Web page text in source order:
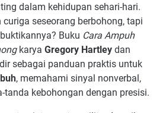
dalam kehidupan sehari-hari.
seseorang berbohong, tapi
Buku Cara Ampuh
karya Gregory Hartley dan
sebagai panduan praktis untuk
, memahami sinyal nonverbal,
tanda kebohongan dengan presisi.